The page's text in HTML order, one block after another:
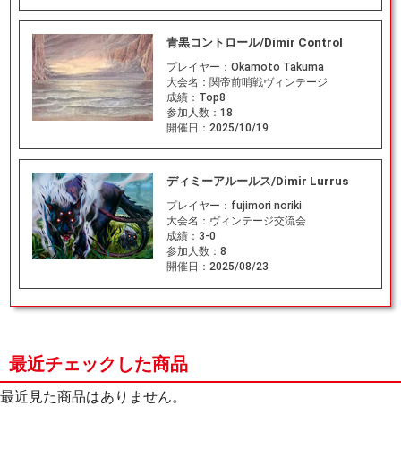
青黒コントロール/Dimir Control
プレイヤー： Okamoto Takuma
大会名： 関帝前哨戦ヴィンテージ
成績： Top8
参加人数： 18
開催日： 2025/10/19
ディミーアルールス/Dimir Lurrus
プレイヤー： fujimori noriki
大会名： ヴィンテージ交流会
成績： 3-0
参加人数： 8
開催日： 2025/08/23
最近チェックした商品
最近見た商品はありません。